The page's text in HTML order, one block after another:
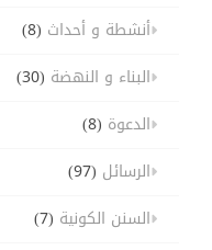
أنشطة و أحداث (8)
البناء و النهضة (30)
الدعوة (8)
الرسائل (97)
السنن الكونية (7)